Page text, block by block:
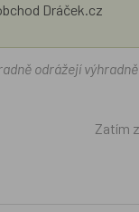
Dráček.cz
odrážejí
Zatím